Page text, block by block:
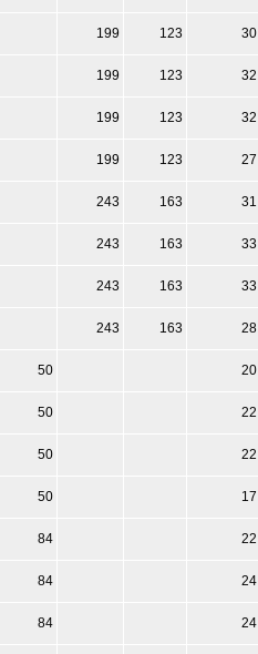
199 123 30
199 123 32
199 123 32
199 123 27
243 163 31
243 163 33
243 163 33
243 163 28
50 20
50 22
50 22
50 17
84 22
84 24
84 24